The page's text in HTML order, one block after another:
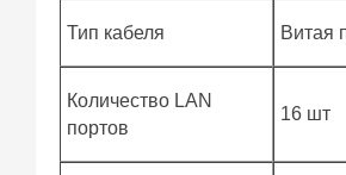
Тип кабеля Витая
Количество LAN
портов
16 шт